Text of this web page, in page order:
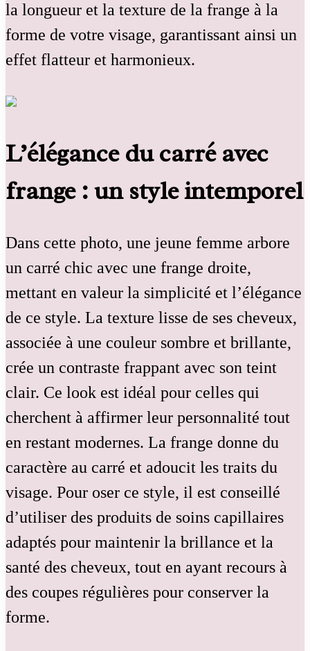
la longueur et la texture de la frange à la
forme de votre visage, garantissant ainsi un
effet flatteur et harmonieux.
L’élégance du carré avec
frange : un style intemporel
Dans cette photo, une jeune femme arbore
un carré chic avec une frange droite,
mettant en valeur la simplicité et l’élégance
de ce style. La texture lisse de ses cheveux,
associée à une couleur sombre et brillante,
crée un contraste frappant avec son teint
clair. Ce look est idéal pour celles qui
cherchent à affirmer leur personnalité tout
en restant modernes. La frange donne du
caractère au carré et adoucit les traits du
visage. Pour oser ce style, il est conseillé
d’utiliser des produits de soins capillaires
adaptés pour maintenir la brillance et la
santé des cheveux, tout en ayant recours à
des coupes régulières pour conserver la
forme.